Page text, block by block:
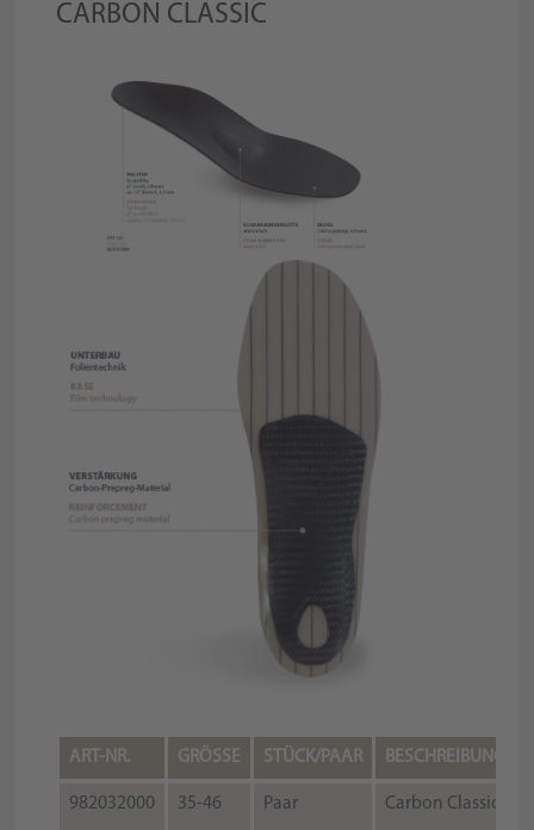
CARBON CLASSIC
ART-NR. GRÖSSE STÜCK/PAAR BESCHREIBUNG
982032000 35-46 Paar Carbon Classic